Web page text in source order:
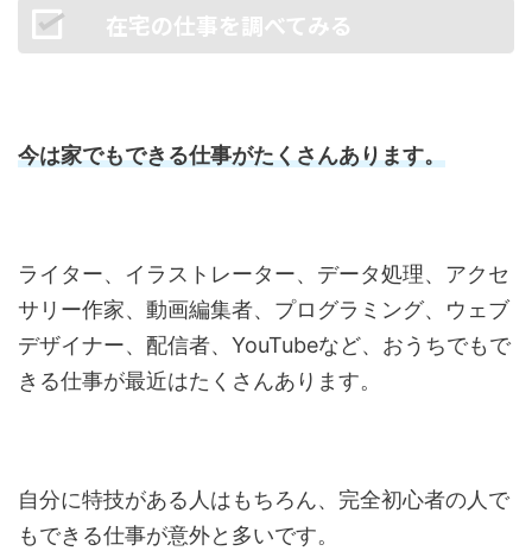
在宅の仕事を調べてみる
今は家でもできる仕事がたくさんあります。
ライター、イラストレーター、データ処理、アクセ
サリー作家、動画編集者、プログラミング、ウェブ
デザイナー、配信者、YouTubeなど、おうちでもで
きる仕事が最近はたくさんあります。
自分に特技がある人はもちろん、完全初心者の人で
もできる仕事が意外と多いです。